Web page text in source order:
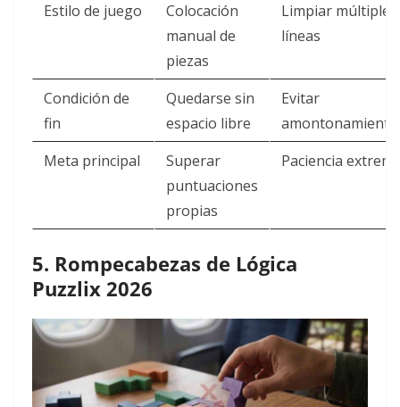
Estilo de juego
Colocación
manual de
piezas
Limpiar múltiples
líneas
Condición de
fin
Quedarse sin
espacio libre
Evitar
Meta principal
Superar
puntuaciones
propias
Paciencia
5. Rompecabezas de Lógica
Puzzlix 2026